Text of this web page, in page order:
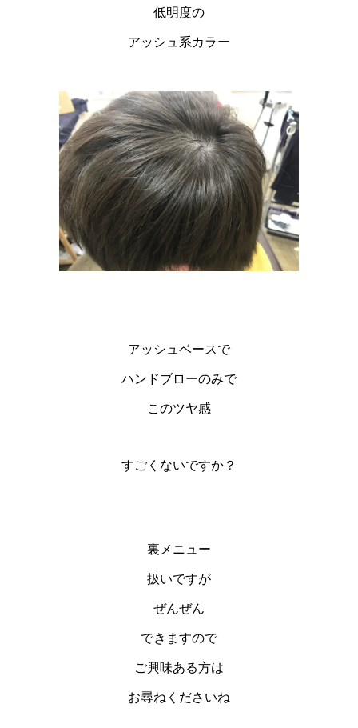
低明度の
アッシュ系カラー
アッシュベースで
ハンドブローのみで
このツヤ感
すごくないですか？
裏メニュー
扱いですが
ぜんぜん
できますので
ご興味ある方は
お尋ねくださいね